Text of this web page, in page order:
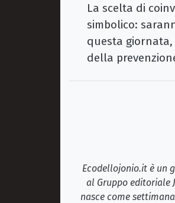
La scelta di
simbolico:
questa
della
Ecodellojonio.it è un
al Gruppo editoriale
nasce come